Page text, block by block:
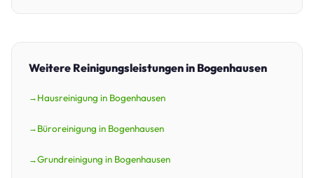
Weitere Reinigungsleistungen in Bogenhausen
Hausreinigung in Bogenhausen
Büroreinigung in Bogenhausen
Grundreinigung in Bogenhausen